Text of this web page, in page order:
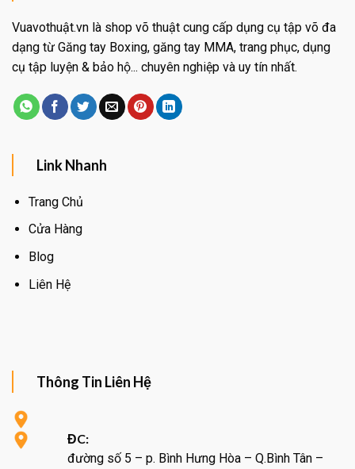
Vuavothuật.vn là shop võ thuật cung cấp dụng cụ tập võ đa
dạng từ Găng tay Boxing, găng tay MMA, trang phục, dụng
cụ tập luyện & bảo hộ... chuyên nghiệp và uy tín nhất.
Link Nhanh
Trang Chủ
Cửa Hàng
Blog
Liên Hệ
Thông Tin Liên Hệ
ĐC:
đường số 5 – p. Bình Hưng Hòa – Q.Bình Tân –